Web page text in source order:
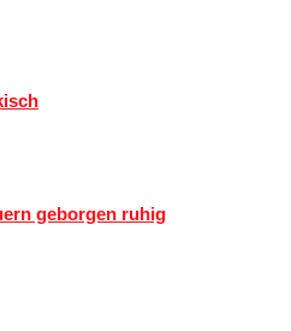
geborgen ruhig